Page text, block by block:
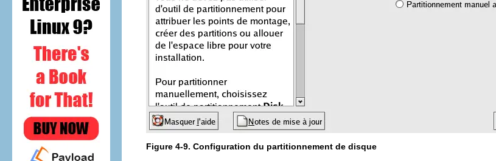
Figure 4-9. Configuration du partitionnement de disque